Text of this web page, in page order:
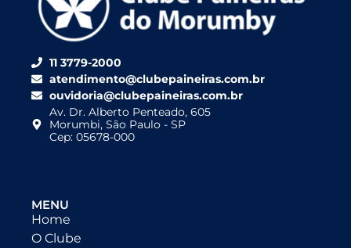
11 3779-2000
atendimento@clubepaineiras.com.br
ouvidoria@clubepaineiras.com.br
Av. Dr. Alberto Penteado, 605
Morumbi, São Paulo - SP
Cep: 05678-000
MENU
Home
O Clube